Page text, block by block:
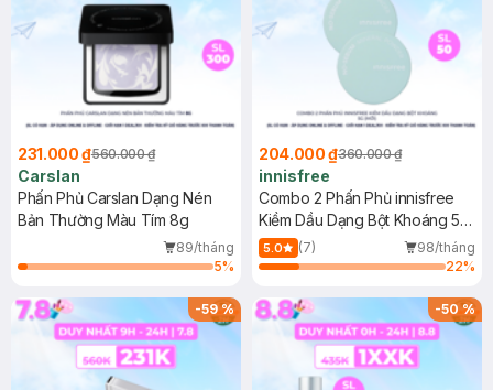
231.000 ₫560.000 ₫
Carslan
Phấn Phủ Carslan Dạng Nén
Bản Thường Màu Tím 8g
89/tháng
5%
204.000 ₫360.000 ₫
innisfree
Combo 2 Phấn Phủ innisfree
Kiềm Dầu Dạng Bột Khoáng 5g
(Mới)
5.0 (7)
98/tháng
22%
-59% -50%